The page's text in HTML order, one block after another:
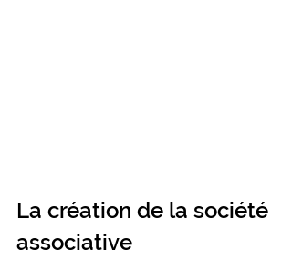
La création de la société
associative